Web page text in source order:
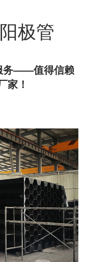
极管
务——值得信赖
家！